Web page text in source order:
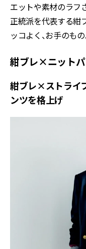
エットや素材のラフ
正統派を代表する紺
ッコよく、お手のもの
紺ブレ×ニット
紺ブレ×ストライ
ンツを格上げ